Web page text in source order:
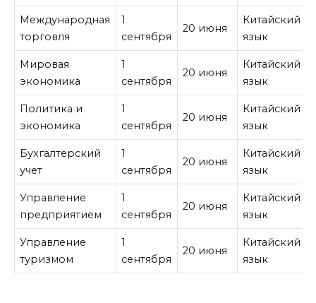
Международная
торговля
1
сентября
20 июня
Китайский
язык
Мировая
экономика
1
сентября
20 июня
Китайский
язык
Политика и
экономика
1
сентября
20 июня
Китайский
язык
Бухгалтерский
учет
1
сентября
20 июня
Китайский
язык
Управление
предприятием
1
сентября
20 июня
Китайский
язык
Управление
туризмом
1
сентября
20 июня
Китайский
язык